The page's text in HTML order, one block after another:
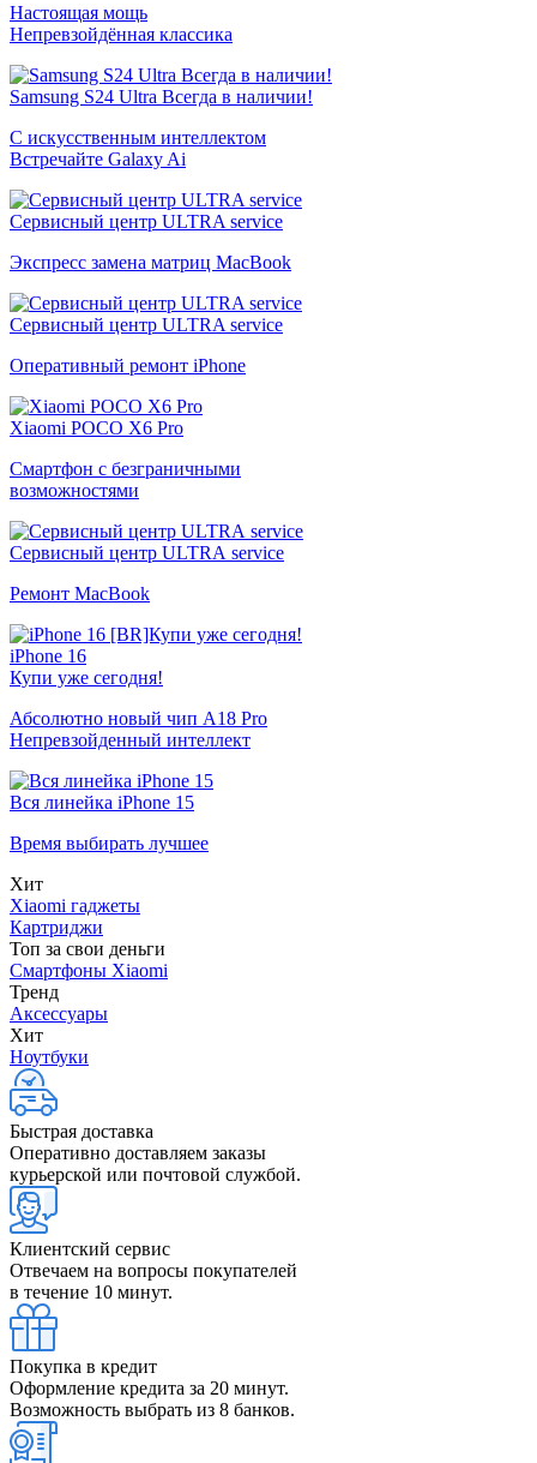
Настоящая мощь
Непревзойдённая классика
Samsung S24 Ultra Всегда в наличии!
С искусственным интеллектом
Встречайте Galaxy Ai
Сервисный центр ULTRA service
Экспресс замена матриц MacBook
Сервисный центр ULTRA service
Оперативный ремонт iPhone
Xiaomi POCO X6 Pro
Смартфон с безграничными
возможностями
Сервисный центр ULTRA service
Ремонт MacBook
iPhone 16
Купи уже сегодня!
Абсолютно новый чип A18 Pro
Непревзойденный интеллект
Вся линейка iPhone 15
Время выбирать лучшее
Хит
Xiaomi гаджеты
Картриджи
Топ за свои деньги
Смартфоны Xiaomi
Тренд
Аксессуары
Хит
Ноутбуки
Быстрая доставка
Оперативно доставляем заказы
курьерской или почтовой службой.
Клиентский сервис
Отвечаем на вопросы покупателей
в течение 10 минут.
Покупка в кредит
Оформление кредита за 20 минут.
Возможность выбрать из 8 банков.